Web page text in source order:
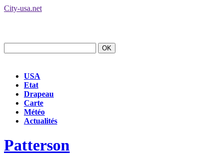
City-usa.net
USA
Etat
Drapeau
Carte
Météo
Actualités
Patterson